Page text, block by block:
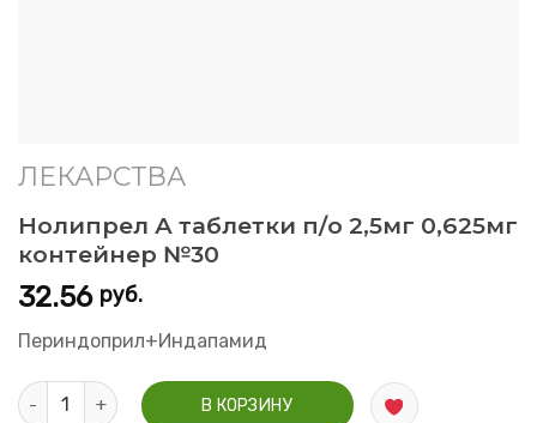
ЛЕКАРСТВА
Нолипрел А таблетки п/о 2,5мг 0,625мг
контейнер №30
32.56 руб.
Периндоприл+Индапамид
Количество Нолипрел А таблетки п/о 2,5мг 0,625мг
В КОРЗИНУ